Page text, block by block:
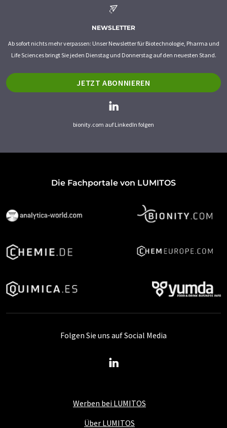
NEWSLETTER
Ab sofort nichts mehr verpassen: Unser Newsletter für Biotechnologie, Pharma und
Life Sciences bringt Sie jeden Dienstag und Donnerstag auf den neuesten Stand.
JETZT ABONNIEREN
bionity.com auf LinkedIn folgen
Die Fachportale von LUMITOS
Werben bei LUMITOS
Über LUMITOS
Folgen Sie uns auf Social Media